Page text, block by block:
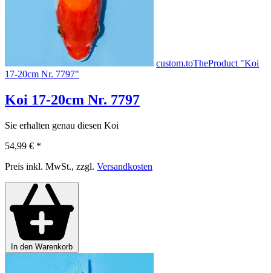
custom.toTheProduct "Koi
17-20cm Nr. 7797"
Koi 17-20cm Nr. 7797
Sie erhalten genau diesen Koi
54,99 € *
Preis inkl. MwSt., zzgl. Versandkosten
In den Warenkorb